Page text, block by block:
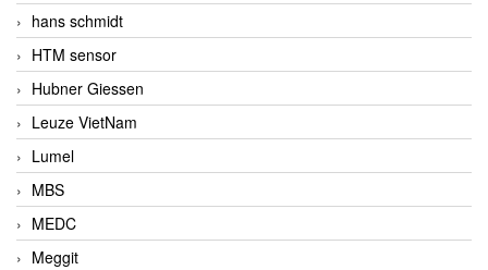
hans schmidt
HTM sensor
Hubner Giessen
Leuze VietNam
Lumel
MBS
MEDC
Meggit